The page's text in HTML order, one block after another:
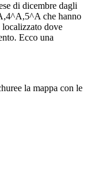
di dicembre dagli
che hanno
localizzato dove
Ecco una
la mappa con le